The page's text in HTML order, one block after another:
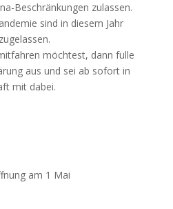
Beschränkungen zulassen.
sind in diesem Jahr
möchtest, dann fülle
aus und sei ab sofort in
mit dabei.
am 1 Mai